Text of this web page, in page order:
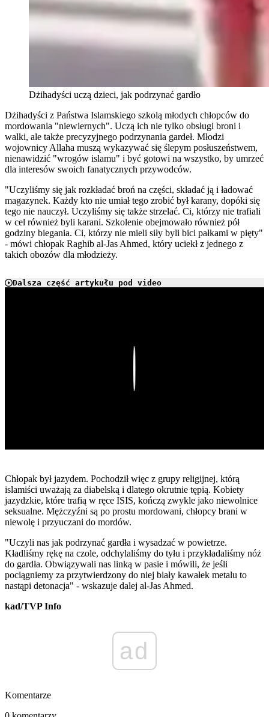
Dżihadyści uczą dzieci, jak podrzynać gardło
Dżihadyści z Państwa Islamskiego szkolą młodych chłopców do
mordowania "niewiernych". Uczą ich nie tylko obsługi broni i
walki, ale także precyzyjnego podrzynania gardeł. Młodzi
wojownicy Allaha muszą wykazywać się ślepym posłuszeństwem,
nienawidzić "wrogów islamu" i być gotowi na wszystko, by umrzeć
dla interesów swoich fanatycznych przywodców.
"Uczyliśmy się jak rozkładać broń na części, składać ją i ładować
magazynek. Każdy kto nie umiał tego zrobić był karany, dopóki się
tego nie nauczył. Uczyliśmy się także strzelać. Ci, którzy nie trafiali
w cel również byli karani. Szkolenie obejmowało również pół
godziny biegania. Ci, którzy nie mieli siły byli bici pałkami w pięty"
- mówi chłopak Raghib al-Jas Ahmed, który uciekł z jednego z
takich obozów dla młodzieży.
Dalsza część artykułu pod video
Chłopak był jazydem. Pochodził więc z grupy religijnej, którą
islamiści uważają za diabelską i dlatego okrutnie tępią. Kobiety
jazydzkie, które trafią w ręce ISIS, kończą zwykle jako niewolnice
seksualne. Mężczyźni są po prostu mordowani, chłopcy brani w
niewolę i przyuczani do mordów.
"Uczyli nas jak podrzynać gardła i wysadzać w powietrze.
Kładliśmy rękę na czole, odchylaliśmy do tyłu i przykładaliśmy nóż
do gardła. Obwiązywali nas linką w pasie i mówili, że jeśli
pociągniemy za przytwierdzony do niej biały kawałek metalu to
nastąpi detonacja" - wskazuje dalej al-Jas Ahmed.
kad/TVP Info
ad
Komentarze